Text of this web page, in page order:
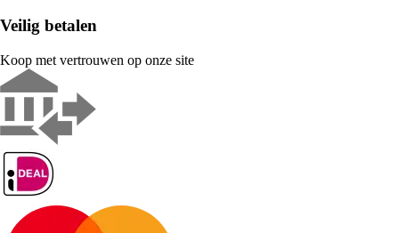
Veilig betalen
Koop met vertrouwen op onze site